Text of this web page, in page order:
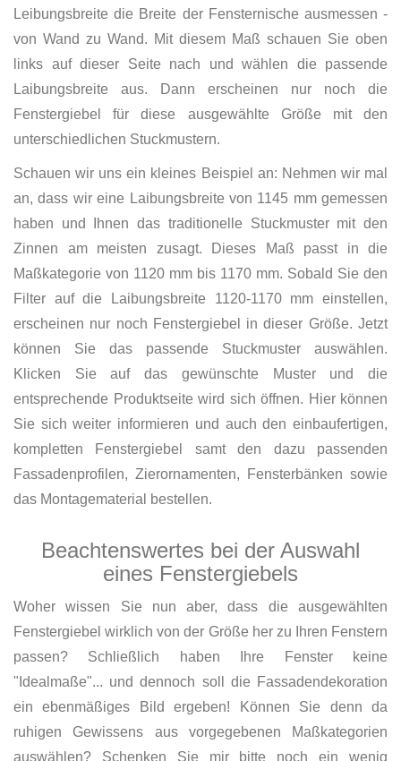
Leibungsbreite die Breite der Fensternische ausmessen -
von Wand zu Wand. Mit diesem Maß schauen Sie oben
links auf dieser Seite nach und wählen die passende
Laibungsbreite aus. Dann erscheinen nur noch die
Fenstergiebel für diese ausgewählte Größe mit den
unterschiedlichen Stuckmustern.
Schauen wir uns ein kleines Beispiel an: Nehmen wir mal
an, dass wir eine Laibungsbreite von 1145 mm gemessen
haben und Ihnen das traditionelle Stuckmuster mit den
Zinnen am meisten zusagt. Dieses Maß passt in die
Maßkategorie von 1120 mm bis 1170 mm. Sobald Sie den
Filter auf die Laibungsbreite 1120-1170 mm einstellen,
erscheinen nur noch Fenstergiebel in dieser Größe. Jetzt
können Sie das passende Stuckmuster auswählen.
Klicken Sie auf das gewünschte Muster und die
entsprechende Produktseite wird sich öffnen. Hier können
Sie sich weiter informieren und auch den einbaufertigen,
kompletten Fenstergiebel samt den dazu passenden
Fassadenprofilen, Zierornamenten, Fensterbänken sowie
das Montagematerial bestellen.
Beachtenswertes bei der Auswahl
eines Fenstergiebels
Woher wissen Sie nun aber, dass die ausgewählten
Fenstergiebel wirklich von der Größe her zu Ihren Fenstern
passen? Schließlich haben Ihre Fenster keine
"Idealmaße"... und dennoch soll die Fassadendekoration
ein ebenmäßiges Bild ergeben! Können Sie denn da
ruhigen Gewissens aus vorgegebenen Maßkategorien
auswählen? Schenken Sie mir bitte noch ein wenig